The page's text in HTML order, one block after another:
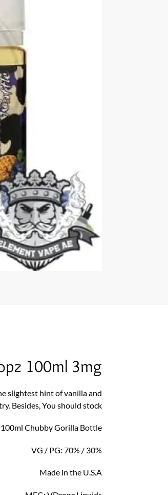
100ml 3mg
slightest hint of vanilla and
Besides, You should stock
100ml Chubby Gorilla Bottle
VG / PG: 70% / 30%
Made in the U.S.A